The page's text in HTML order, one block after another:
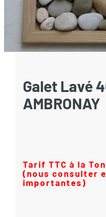
Galet Lavé
AMBRONAY
Tarif TTC à la
(nous consulter
importantes)